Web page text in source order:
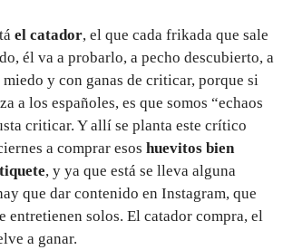
el catador, el que cada frikada que sale
él va a probarlo, a pecho descubierto, a
y con ganas de criticar, porque si
a los españoles, es que somos “echaos
criticar. Y allí se planta este crítico
a comprar esos huevitos bien
, y ya que está se lleva alguna
que dar contenido en Instagram, que
entretienen solos. El catador compra, el
a ganar.